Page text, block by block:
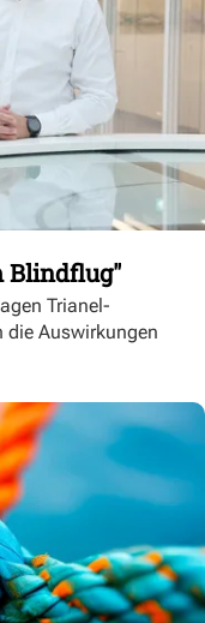
Blindflug"
Trianel-
die Auswirkungen